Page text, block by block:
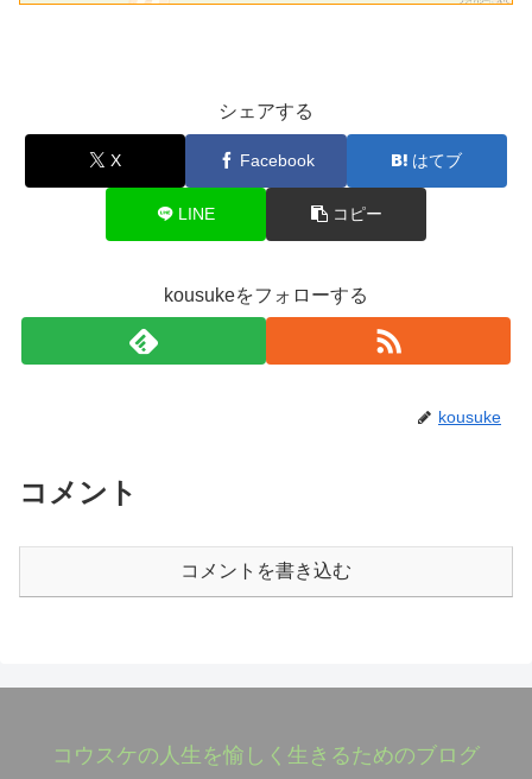
シェアする
X Facebook はてブ
LINE コピー
kousukeをフォローする
kousuke
コメント
コメントを書き込む
コウスケの人生を愉しく生きるためのブログ